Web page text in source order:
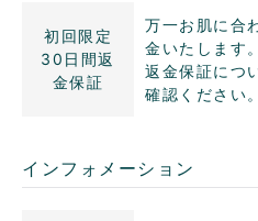
初回限定
30日間返
金保証
万一お肌に合
金いたします。
返金保証につ
確認ください。
インフォメーション